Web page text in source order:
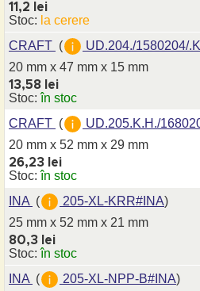
11,2 lei
Stoc: la cerere
CRAFT ( UD.204./1580204/
20 mm x 47 mm x 15 mm
13,58 lei
Stoc:în stoc
CRAFT ( UD.205.K.H./
20 mm x 52 mm x 29 mm
26,23 lei
Stoc:în stoc
INA ( 205-XL-KRR#INA)
25 mm x 52 mm x 21 mm
80,3 lei
Stoc:în stoc
INA ( 205-XL-NPP-B#INA)